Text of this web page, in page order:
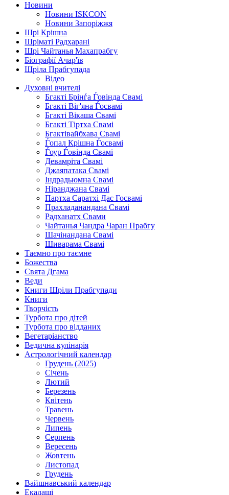
Новини
Новини ISKCON
Новини Запоріжжя
Шрі Крішна
Шріматі Радхарані
Шрі Чайтанья Махапрабгу
Біографії Ачар'їв
Шріла Прабгупада
Відео
Духовні вчителі
Бгакті Брінѓа Ѓовінда Свамі
Бгакті Віг'яна Ѓосвамі
Бгакті Вікаша Свамі
Бгакті Тіртха Свамі
Бгактівайбхава Свамі
Ѓопал Крішна Ѓосвамі
Ѓоур Ѓовінда Свамі
Девамріта Свамі
Джаяпатака Свамі
Індрадьюмна Свамі
Ніранджана Свамі
Партха Саратхі Дас Госвамі
Прахладанандана Свамі
Радханатх Свами
Чайтанья Чандра Чаран Прабгу
Шачінандана Свамі
Шиварама Свамі
Таємно про таємне
Божества
Свята Дгама
Веди
Книги Шріли Прабгупади
Книги
Творчість
Турбота про дітей
Турбота про відданих
Вегетаріанство
Ведична кулінарія
Астрологічний календар
Грудень (2025)
Січень
Лютий
Березень
Квітень
Травень
Червень
Липень
Серпень
Вересень
Жовтень
Листопад
Грудень
Вайшнавський календар
Екадаші